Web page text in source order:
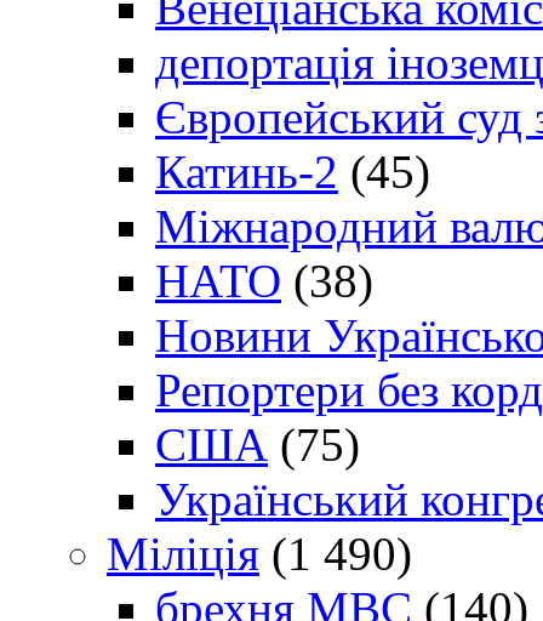
депортація
Європейський
Катинь-2 (45)
Міжнародний
НАТО (38)
Новини
Репортери без
США (75)
Український
Міліція (1 490)
брехня МВС (140)